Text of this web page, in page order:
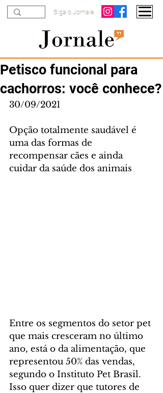
Siga o Jornale
Petisco funcional para
cachorros: você conhece?
30/09/2021
Opção totalmente saudável é
uma das formas de
recompensar cães e ainda
cuidar da saúde dos animais
Entre os segmentos do setor pet
que mais cresceram no último
ano, está o da alimentação, que
representou 50% das vendas,
segundo o Instituto Pet Brasil.
Isso quer dizer que tutores de